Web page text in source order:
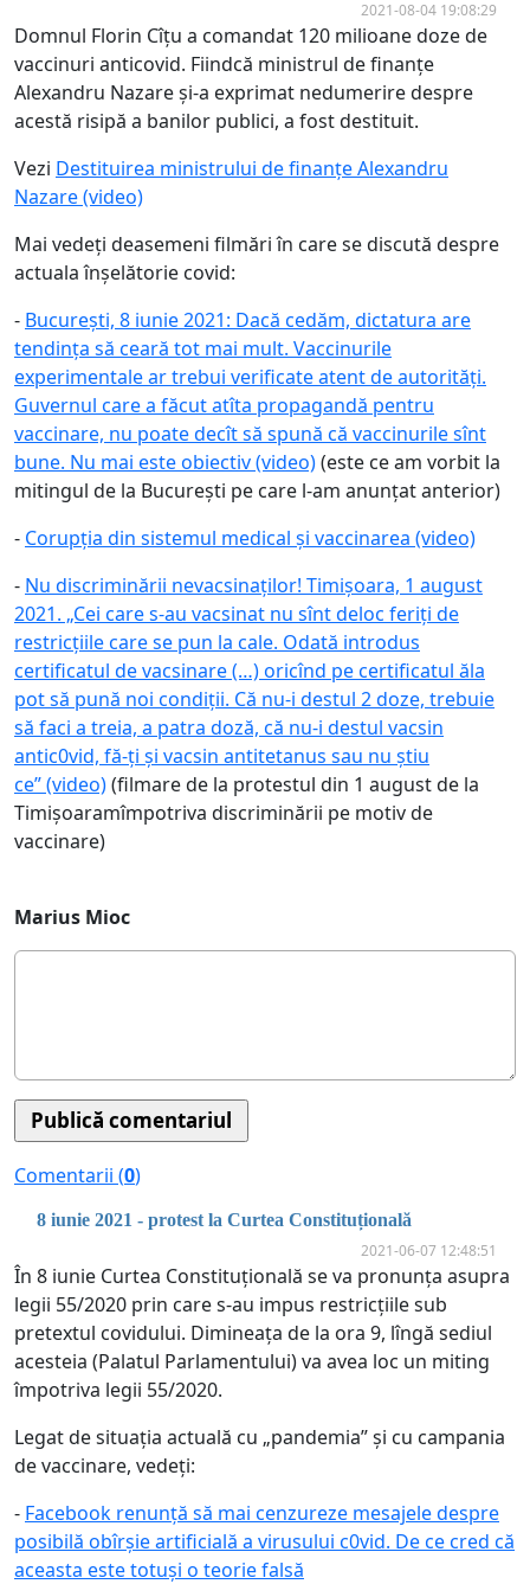
2021-08-04 19:08:29
Domnul Florin Cîțu a comandat 120 milioane doze de
vaccinuri anticovid. Fiindcă ministrul de finanțe
Alexandru Nazare și-a exprimat nedumerire despre
acestă risipă a banilor publici, a fost destituit.
Vezi Destituirea ministrului de finanțe Alexandru
Nazare (video)
Mai vedeți deasemeni filmări în care se discută despre
actuala înșelătorie covid:
- București, 8 iunie 2021: Dacă cedăm, dictatura are
tendința să ceară tot mai mult. Vaccinurile
experimentale ar trebui verificate atent de autorități.
Guvernul care a făcut atîta propagandă pentru
vaccinare, nu poate decît să spună că vaccinurile sînt
bune. Nu mai este obiectiv (video)(este ce am vorbit la
mitingul de la București pe care l-am anunțat anterior)
- Corupția din sistemul medical și vaccinarea (video)
- Nu discriminării nevacsinaților! Timișoara, 1 august
2021. „Cei care s-au vacsinat nu sînt deloc feriți de
restricțiile care se pun la cale. Odată introdus
certificatul de vacsinare (…) oricînd pe certificatul ăla
pot să pună noi condiții. Că nu-i destul 2 doze, trebuie
să faci a treia, a patra doză, că nu-i destul vacsin
antic0vid, fă-ți și vacsin antitetanus sau nu știu
ce” (video)(filmare de la protestul din 1 august de la
Timișoaramîmpotriva discriminării pe motiv de
vaccinare)
Marius Mioc
Comentarii (0)
8 iunie 2021 - protest la Curtea Constituțională
2021-06-07 12:48:51
În 8 iunie Curtea Constituțională se va pronunța asupra
legii 55/2020 prin care s-au impus restricțiile sub
pretextul covidului. Dimineața de la ora 9, lîngă sediul
acesteia (Palatul Parlamentului) va avea loc un miting
împotriva legii 55/2020.
Legat de situația actuală cu „pandemia” și cu campania
de vaccinare, vedeți:
- Facebook renunță să mai cenzureze mesajele despre
posibilă obîrșie artificială a virusului c0vid. De ce cred că
aceasta este totuși o teorie falsă